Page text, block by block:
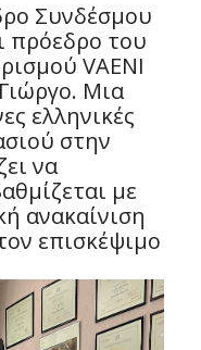
Συνδέσμου
πρόεδρο του
VAENI
Μια
ελληνικές
στην
να
με
ανακαίνιση
επισκέψιμο